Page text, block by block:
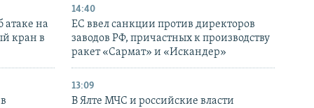
на
кран в
14:40
ЕС ввел санкции против директоров
заводов РФ, причастных к производству
ракет «Сармат» и «Искандер»
13:09
В Ялте МЧС и российские власти